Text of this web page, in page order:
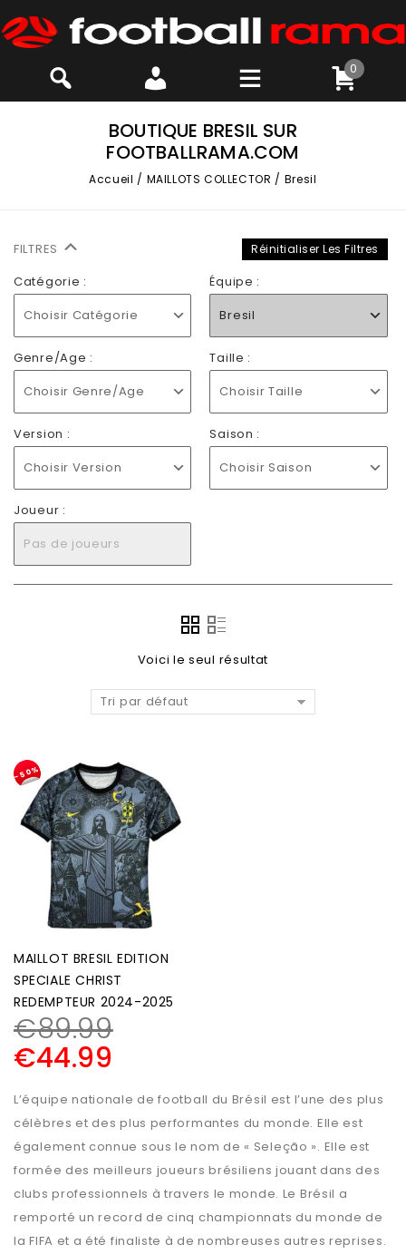
0
BOUTIQUE BRESIL SUR
FOOTBALLRAMA.COM
Accueil / MAILLOTS COLLECTOR / Bresil
FILTRES Réinitialiser Les Filtres
Catégorie :
Choisir Catégorie
Équipe :
Bresil
Genre/Age :
Choisir Genre/Age
Taille :
Choisir Taille
Version :
Choisir Version
Saison :
Choisir Saison
Joueur :
Pas de joueurs
Voici le seul résultat
Tri par défaut
-50%
MAILLOT BRESIL EDITION
SPECIALE CHRIST
REDEMPTEUR 2024-2025
€89.99
€44.99
L’équipe nationale de football du Brésil est l’une des plus
célèbres et des plus performantes du monde. Elle est
également connue sous le nom de « Seleção ». Elle est
formée des meilleurs joueurs brésiliens jouant dans des
clubs professionnels à travers le monde. Le Brésil a
remporté un record de cinq championnats du monde de
la FIFA et a été finaliste à de nombreuses autres reprises.